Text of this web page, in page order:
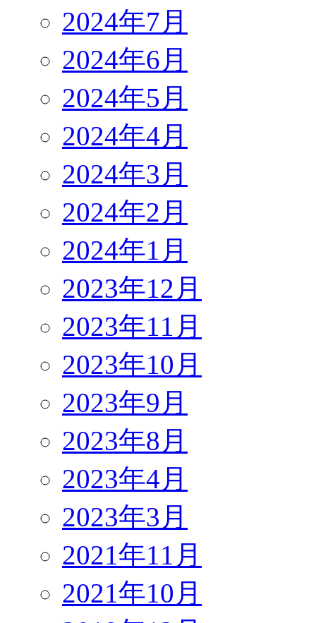
2024年7月
2024年6月
2024年5月
2024年4月
2024年3月
2024年2月
2024年1月
2023年12月
2023年11月
2023年10月
2023年9月
2023年8月
2023年4月
2023年3月
2021年11月
2021年10月